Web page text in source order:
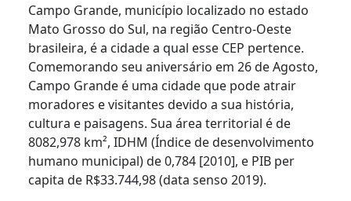
Campo Grande, município localizado no estado
Mato Grosso do Sul, na região Centro-Oeste
brasileira, é a cidade a qual esse CEP pertence.
Comemorando seu aniversário em 26 de Agosto,
Campo Grande é uma cidade que pode atrair
moradores e visitantes devido a sua história,
cultura e paisagens. Sua área territorial é de
8082,978 km², IDHM (Índice de desenvolvimento
humano municipal) de 0,784 [2010], e PIB per
capita de R$33.744,98 (data senso 2019).